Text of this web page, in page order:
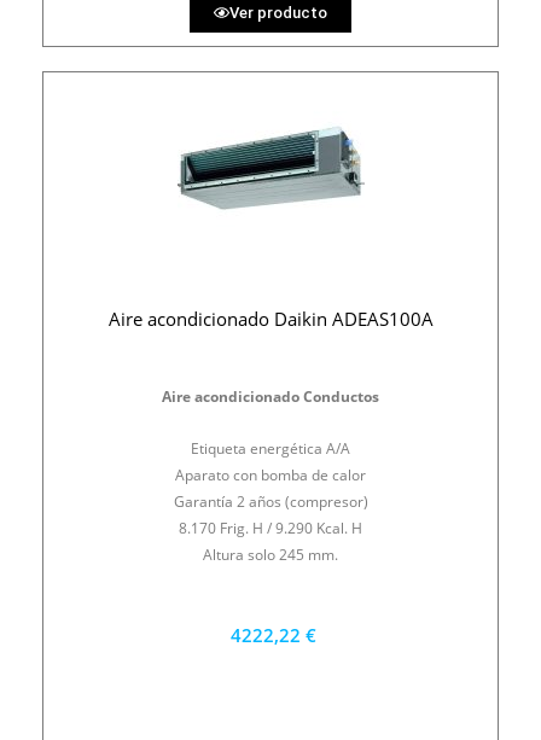
Ver producto
Aire acondicionado Daikin ADEAS100A
Aire acondicionado Conductos
Etiqueta energética A/A
Aparato con bomba de calor
Garantía 2 años (compresor)
8.170 Frig. H / 9.290 Kcal. H
Altura solo 245 mm.
4222,22 €